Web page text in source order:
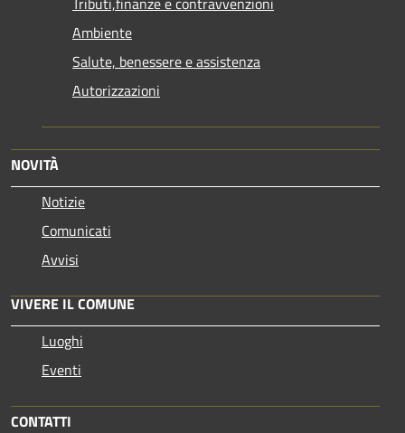
Ambiente
Salute, benessere e assistenza
Autorizzazioni
NOVITÀ
Notizie
Comunicati
Avvisi
VIVERE IL COMUNE
Luoghi
Eventi
CONTATTI